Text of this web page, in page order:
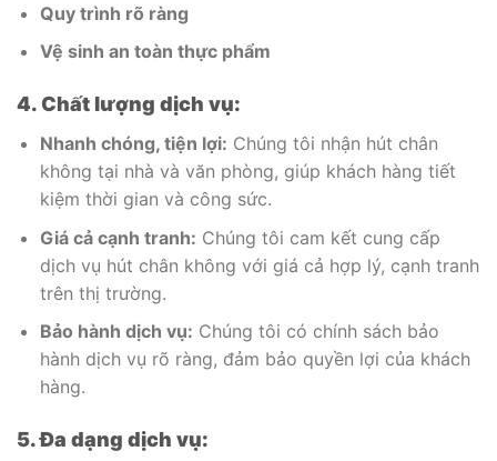
Quy trình rõ ràng
Vệ sinh an toàn thực phẩm
4. Chất lượng dịch vụ:
Nhanh chóng, tiện lợi: Chúng tôi nhận hút chân
không tại nhà và văn phòng, giúp khách hàng tiết
kiệm thời gian và công sức.
Giá cả cạnh tranh: Chúng tôi cam kết cung cấp
dịch vụ hút chân không với giá cả hợp lý, cạnh tranh
trên thị trường.
Bảo hành dịch vụ: Chúng tôi có chính sách bảo
hành dịch vụ rõ ràng, đảm bảo quyền lợi của khách
hàng.
5. Đa dạng dịch vụ: